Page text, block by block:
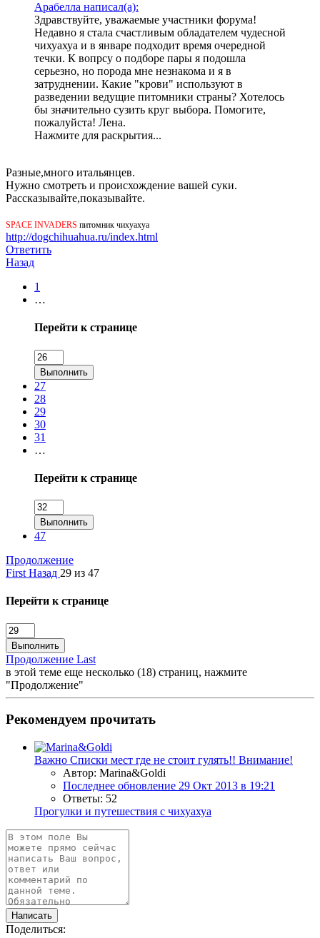
Арабелла написал(а):
Здравствуйте, уважаемые участники форума!
Недавно я стала счастливым обладателем чудесной
чихуахуа и в январе подходит время очередной
течки. К вопрсу о подборе пары я подошла
серьезно, но порода мне незнакома и я в
затруднении. Какие "крови" используют в
разведении ведущие питомники страны? Хотелось
бы значительно сузить круг выбора. Помогите,
пожалуйста! Лена.
Нажмите для раскрытия...
Разные,много итальянцев.
Нужно смотреть и происхождение вашей суки.
Рассказывайте,показывайте.
SPACE INVADERS питомник чихуахуа
http://dogchihuahua.ru/index.html
Ответить
Назад
1
…
Перейти к странице
Выполнить
27
28
29
30
31
…
Перейти к странице
Выполнить
47
Продолжение
First Назад 29 из 47
Перейти к странице
Выполнить
Продолжение Last
в этой теме еще несколько (18) страниц, нажмите
"Продолжение"
Рекомендуем прочитать
Важно Списки мест где не стоит гулять!! Внимание!
Автор: Marina&Goldi
Последнее обновление 29 Окт 2013 в 19:21
Ответы: 52
Прогулки и путешествия с чихуахуа
Написать
Поделиться: